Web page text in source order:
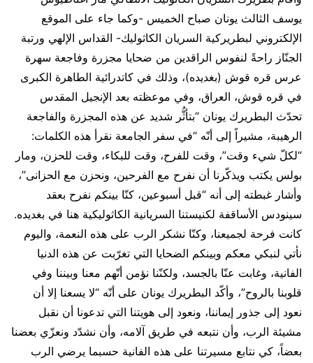
يوسف الثالث يونان صباح الخميس -وكما جاء على الموقع
الإلكتروني لبطريركية السريان الكاثوليك- القداس الإلهي ورتبة
الجنّاز راحةً لنفوس الراقدين من ضحايا مجزرة وفاجعة سهرة
عرس قره قوش (بغديده)، وذلك في كاتدرائية الطاهرة الكبرى
في قره قوش، العراق، وفي موعظته بعد الإنجيل المقدس
تحدّث البطريرك يونان “بتأثُّر شديد عن هذه المجزرة والفاجعة
الرهيبة، مشيراً إلى أنّه “في سفر الجامعة نقرأ هذه الكلمات:
“لكلّ شيء وقت”، وقت للفرح، وقت للبكاء، وقت للحزن، ومار
بولس يكتب ويذكّرنا أن نفرح مع الفرحين، ونحزن مع الحزانى”،
وأشار غبطته إلى أنه “قبل أسبوعين، كنّا بينكم نفرح بعقد
سينودس الأساقفة لكنيستنا السريانية الكاثوليكية هنا في بغديده.
كانت فرحة لجميعنا، وكنّا نشكر الرب على هذه النعمة، واليوم
نأتي لنبكي معكم وبينكم الضحايا التي تغرّبت عن هذه الدنيا
الفانية، وغابت عنّا بالجسد، ولكنّنا نؤمن أنّهم معنا وبيننا وفي
قلوبنا بالروح”، وأكّد البطريرك يونان على أنّه “لا يسعنا إلا أن
نعود إلى جذور إيماننا، ونعود إلى هويتنا التي تدعونا أن نقبل
مشيئة الرب، وأن نتبعه في طريق آلامه، وأن نشدّد ونعزّي بعضنا
بعضاً، كي نتابع مسيرتنا على هذه الفانية حسبما يرضي الرب